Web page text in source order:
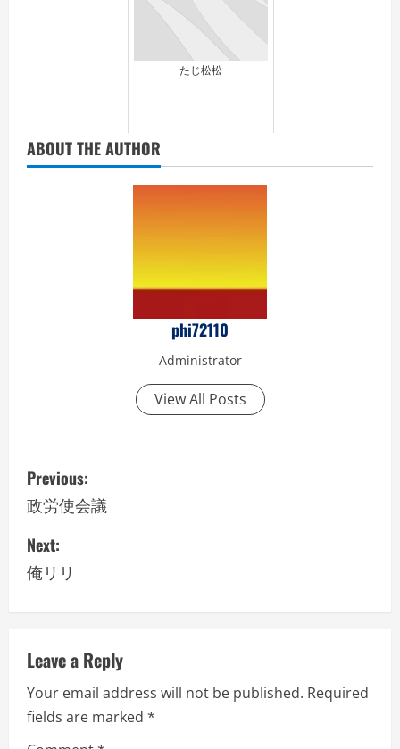
たじ松松
ABOUT THE AUTHOR
phi72110
Administrator
View All Posts
P
o
s
t
n
a
v
i
Previous:
政労使会議
Next:
俺リリ
Leave a Reply
Your email address will not be published. Required
fields are marked *